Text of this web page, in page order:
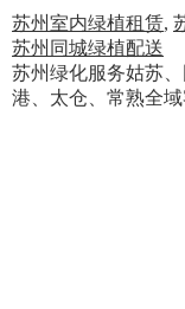
苏州室内绿植租赁,
苏州同城绿植配送
苏州绿化服务姑苏
港、太仓、常熟全域